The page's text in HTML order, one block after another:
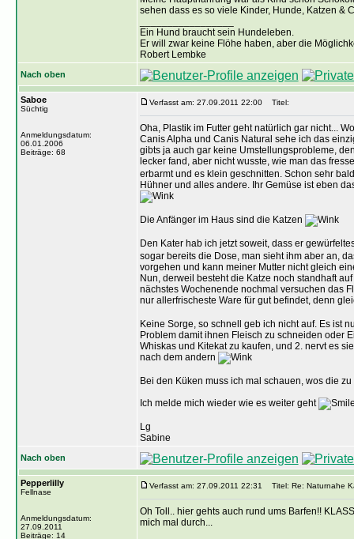
sehen dass es so viele Kinder, Hunde, Katzen &
Ein Hund braucht sein Hundeleben.
Er will zwar keine Flöhe haben, aber die
Robert Lembke
Nach oben
Saboe
Süchtig
Anmeldungsdatum:
06.01.2006
Beiträge: 68
Verfasst am: 27.09.2011 22:00 Titel:
Oha, Plastik im Futter geht natürlich gar nicht...
Canis Alpha und Canis Natural sehe ich das
gibts ja auch gar keine Umstellungsprobleme,
lecker fand, aber nicht wusste, wie man das
erbarmt und es klein geschnitten. Schon sehr
Hühner und alles andere. Ihr Gemüse ist eben
Die Anfänger im Haus sind die Katzen
Den Kater hab ich jetzt soweit, dass er
sogar bereits die Dose, man sieht ihm aber an,
vorgehen und kann meiner Mutter nicht gleich
Nun, derweil besteht die Katze noch standhaft
nächstes Wochenende nochmal versuchen das
nur allerfrischeste Ware für gut befindet, denn
Keine Sorge, so schnell geb ich nicht auf. Es ist
Problem damit ihnen Fleisch zu schneiden oder
Whiskas und Kitekat zu kaufen, und 2. nervt es
nach dem andern
Bei den Küken muss ich mal schauen, wos die
Ich melde mich wieder wie es weiter geht
Lg
Sabine
Nach oben
Pepperlilly
Fellnase
Anmeldungsdatum:
27.09.2011
Beiträge: 14
Verfasst am: 27.09.2011 22:31 Titel: Re: Naturnahe
Oh Toll.. hier gehts auch rund ums Barfen!!
mich mal durch...